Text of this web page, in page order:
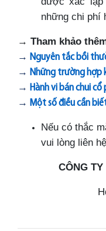
những chi phí
→ Tham khảo
→ Nguyên tắc bồi
→ Những trường hợp
→ Hành vi bán chui cổ
→ Một số điều cần
Nếu có thắc
vui lòng liên
CÔNG